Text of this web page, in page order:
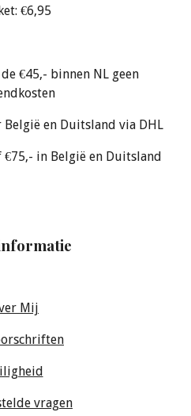
€6,95
€45,- binnen NL geen
en Duitsland via DHL
in België en Duitsland
Mij
vragen